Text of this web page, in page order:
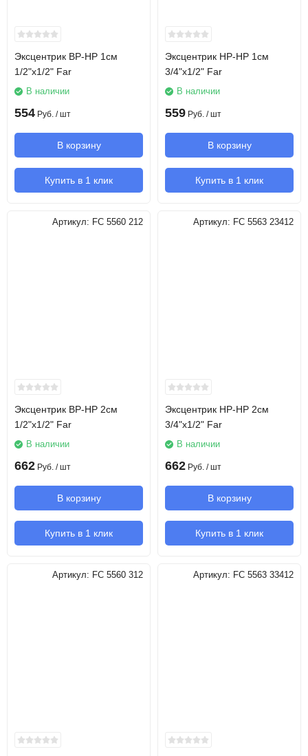
Эксцентрик ВР-НР 1см
1/2"х1/2" Far
В наличии
554 Руб. / шт
В корзину
Купить в 1 клик
Эксцентрик НР-НР 1см
3/4"х1/2" Far
В наличии
559 Руб. / шт
В корзину
Купить в 1 клик
Артикул: FC 5560 212
Эксцентрик ВР-НР 2см
1/2"х1/2" Far
В наличии
662 Руб. / шт
В корзину
Купить в 1 клик
Артикул: FC 5563 23412
Эксцентрик НР-НР 2см
3/4"х1/2" Far
В наличии
662 Руб. / шт
В корзину
Купить в 1 клик
Артикул: FC 5560 312 Артикул: FC 5563 33412